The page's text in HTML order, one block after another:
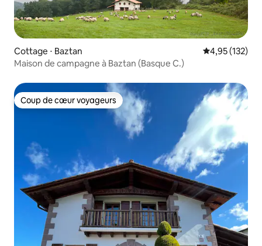
Cottage ⋅ Baztan Évaluation
4,95 (132)
Maison de campagne à Baztan (Basque C.)
Coup de cœur voyageurs
Coup de cœur voyageurs